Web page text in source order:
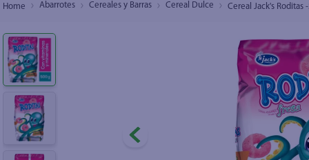
Abarrotes Cereales y Barras Cereal Dulce Cereal Jack's Roditas
5.
6
7.
8.
9.